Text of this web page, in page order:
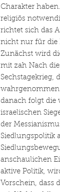
Charakter
religiös
richtet sich das
nicht nur für die
Zunächst wird
mit zah Nach
Sechstagekrieg,
wahrgenommen
danach folgt die
israelischen
der
Siedlungspolitik
anschaulichen
aktive Politik,
Vorschein, dass